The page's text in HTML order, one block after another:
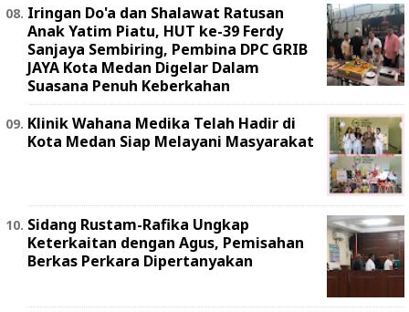
Iringan Do'a dan Shalawat Ratusan
Anak Yatim Piatu, HUT ke-39 Ferdy
Sanjaya Sembiring, Pembina DPC GRIB
JAYA Kota Medan Digelar Dalam
Suasana Penuh Keberkahan
Klinik Wahana Medika Telah Hadir di
Kota Medan Siap Melayani Masyarakat
Sidang Rustam-Rafika Ungkap
Keterkaitan dengan Agus, Pemisahan
Berkas Perkara Dipertanyakan